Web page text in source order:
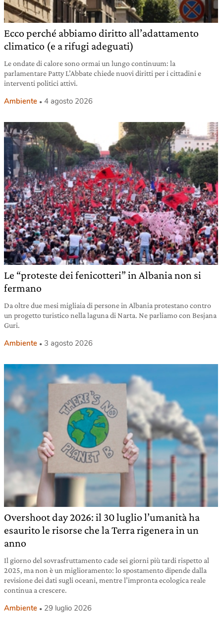
Ecco perché abbiamo diritto all’adattamento
climatico (e a rifugi adeguati)
Le ondate di calore sono ormai un lungo continuum: la
parlamentare Patty L’Abbate chiede nuovi diritti per i cittadini e
interventi politici attivi.
Ambiente 4 agosto 2026
Le “proteste dei fenicotteri” in Albania non si
fermano
Da oltre due mesi migliaia di persone in Albania protestano contro
un progetto turistico nella laguna di Narta. Ne parliamo con Besjana
Guri.
Ambiente 3 agosto 2026
Overshoot day 2026: il 30 luglio l’umanità ha
esaurito le risorse che la Terra rigenera in un
anno
Il giorno del sovrasfruttamento cade sei giorni più tardi rispetto al
2025, ma non è un miglioramento: lo spostamento dipende dalla
revisione dei dati sugli oceani, mentre l’impronta ecologica reale
continua a crescere.
Ambiente 29 luglio 2026